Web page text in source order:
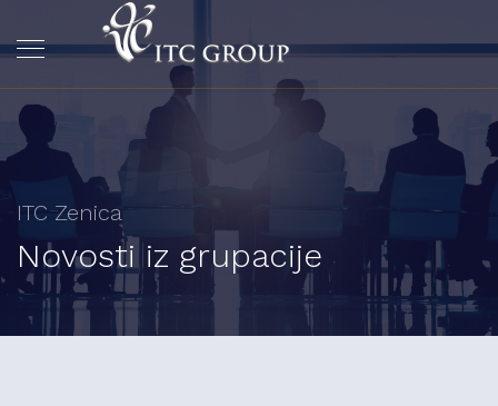
ITC Zenica
Novosti iz grupacije